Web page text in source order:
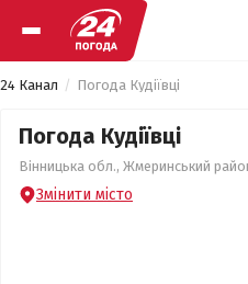
24 Канал Погода Кудіївці
Погода Кудіївці
Вінницька обл., Жмеринський
Змінити місто